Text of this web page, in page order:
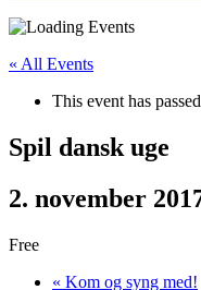
« All Events
This event has
Spil dansk uge
2. november
Free
« Kom og syng med!